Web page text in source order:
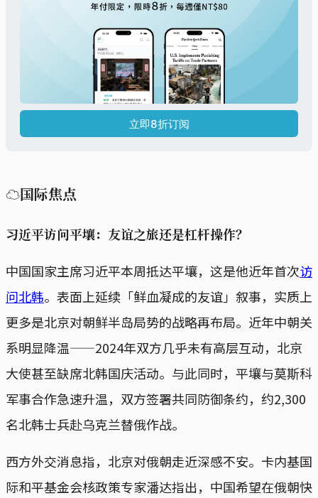
立即8折订阅
☁国际焦点
习近平访问平壤：友谊之旅还是杠杆操作？
中国国家主席习近平本周抵达平壤，这是他近年首次访
问北韩。表面上延续「鲜血凝成的友谊」叙事，实质上
更多是北京对朝鲜半岛局势的战略再布局。近年中朝关
系明显降温——2024年双方几乎未有高层互动，北京
大使甚至缺席北韩国庆活动。与此同时，平壤与莫斯科
军事合作急速升温，双方签署共同防御条约，约2,300
名北韩士兵赴乌克兰替俄作战。
西方外交消息指，北京对俄朝走近深感不安。卡内基国
际和平基金会核政策专家潘达指出，中国希望在俄朝快